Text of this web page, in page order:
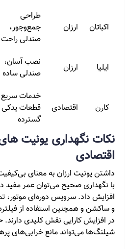
اکباتان ارزان
طراحی
جمع‌وجور،
صندلی راحت
ایلیا ارزان
نصب آسان،
صندلی ساده
کارن اقتصادی
خدمات
قطعات یدکی
گسترده
نکات نگهداری یونیت‌
اقتصادی
داشتن یونیت ارزان به معنای
با نگهداری صحیح می‌توان عمر مفید
افزایش داد. سرویس دوره‌ای موتور،
و ساکشن و همچنین استفاده از
در افزایش کارایی نقش کلیدی
شیلنگ‌ها می‌تواند مانع خرابی‌های